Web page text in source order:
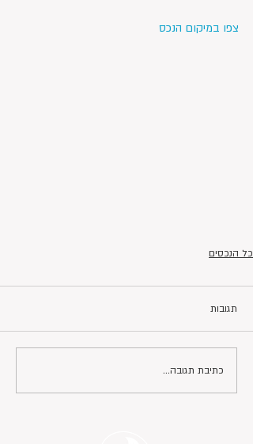
צפו במיקום הנכס
כל הנכסים
תגובות
כתיבת תגובה...